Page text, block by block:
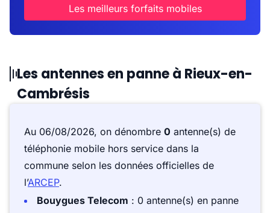
Les meilleurs forfaits mobiles
Les antennes en panne à Rieux-en-
Cambrésis
Au 06/08/2026, on dénombre 0 antenne(s) de
téléphonie mobile hors service dans la
commune selon les données officielles de
l’ARCEP.
Bouygues Telecom : 0 antenne(s) en panne